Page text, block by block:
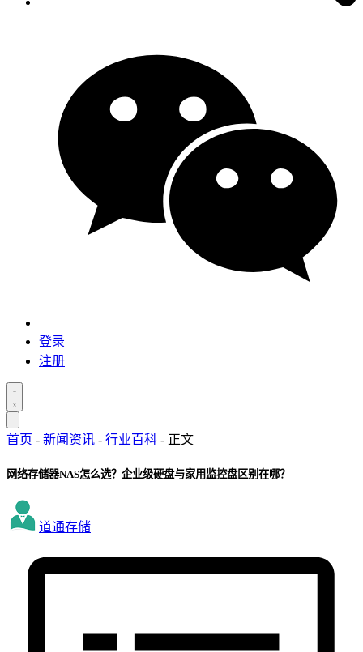
登录
注册
首页 - 新闻资讯 - 行业百科 - 正文
网络存储器NAS怎么选？企业级硬盘与家用监控盘区别在哪？
道通存储